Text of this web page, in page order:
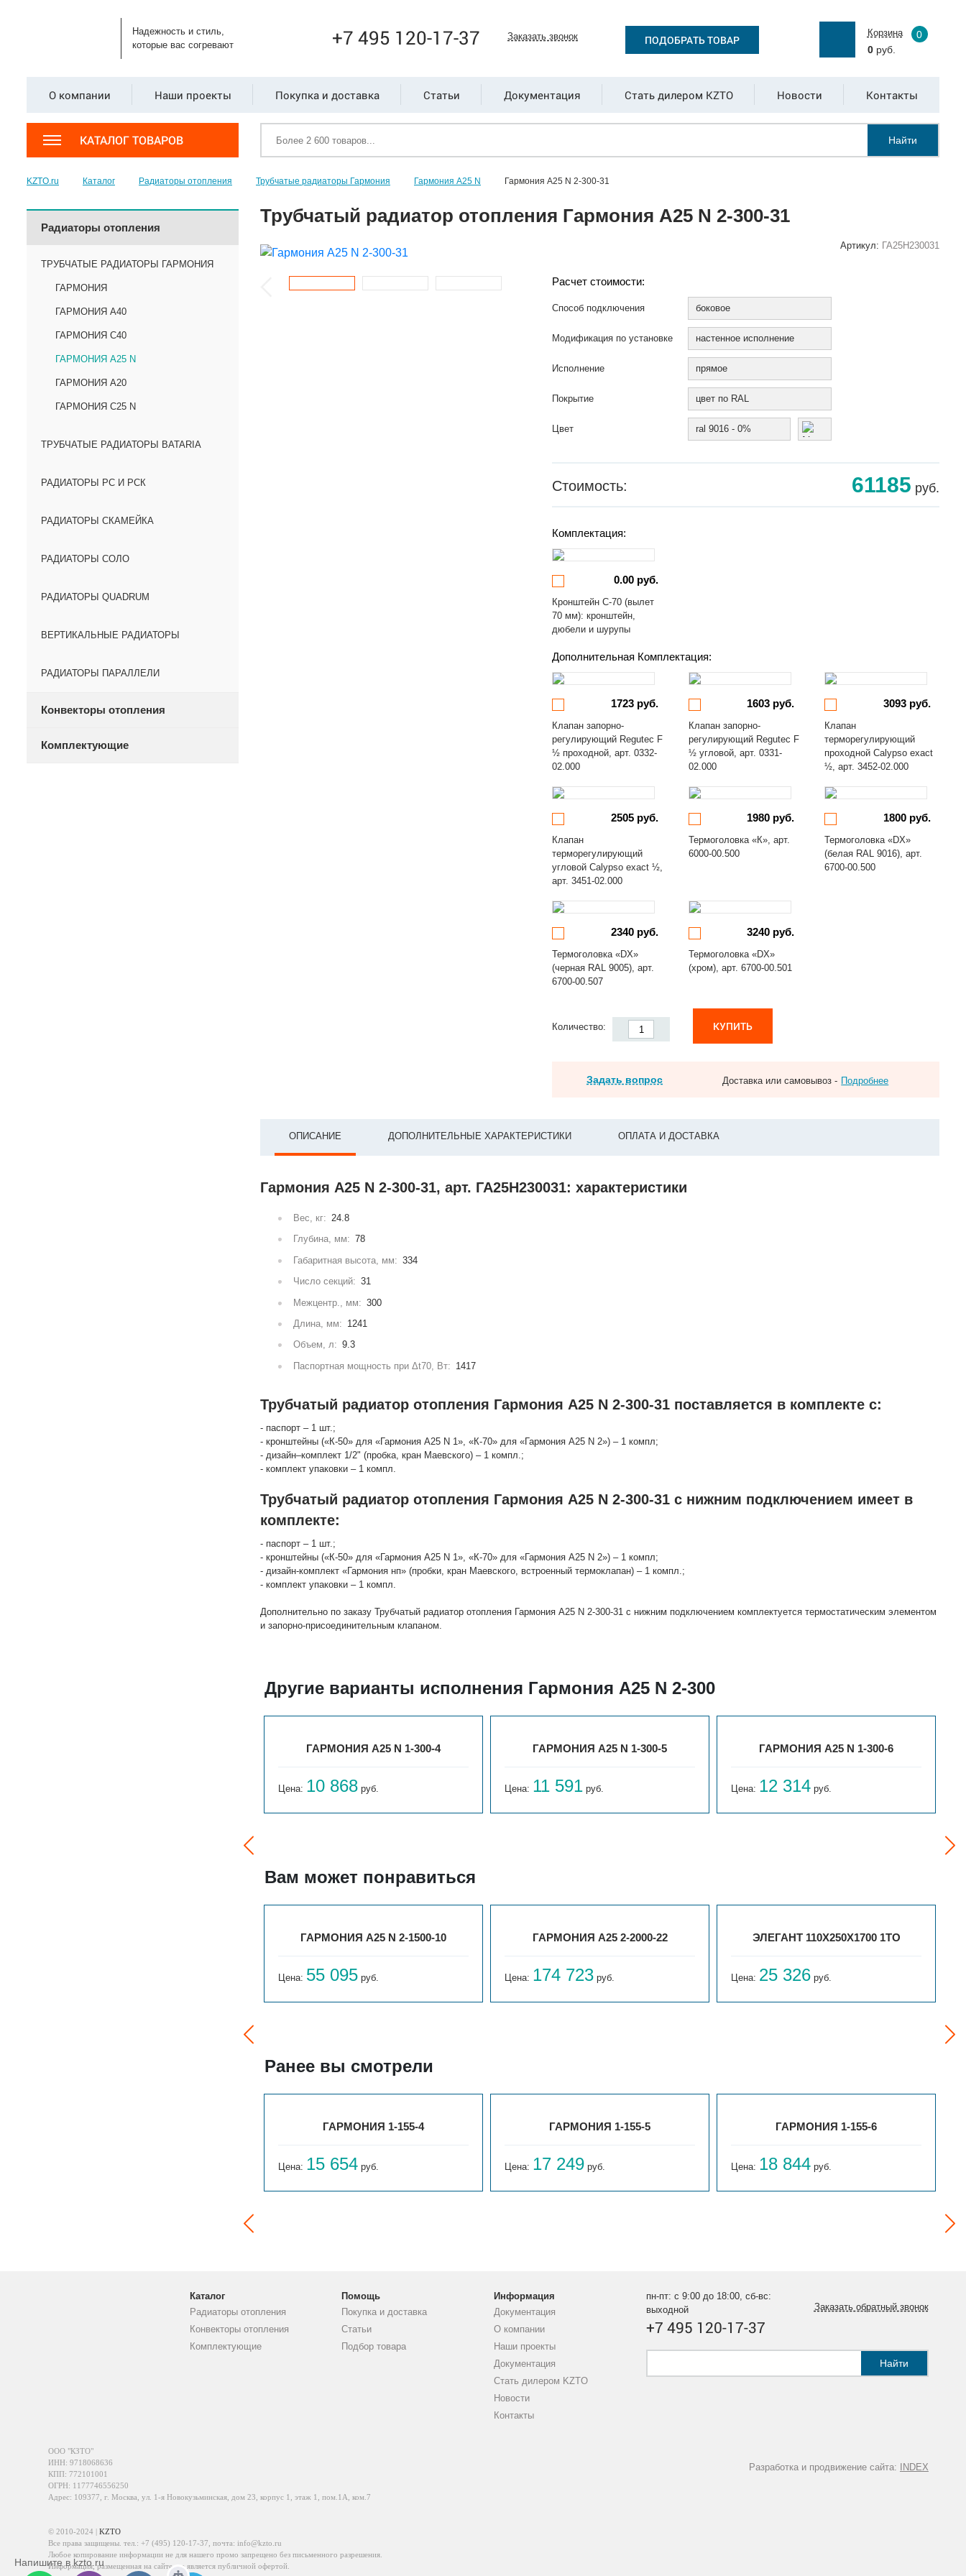
Надежность и стиль,
которые вас согревают
+7 495 120-17-37 Заказать звонок ПОДОБРАТЬ ТОВАР
Корзина
0
0руб.
О компании Наши проекты Покупка и доставка Статьи Документация Стать дилером KZTO Новости Контакты
КАТАЛОГ ТОВАРОВ Найти
KZTO.ru Каталог Радиаторы отопления Трубчатые радиаторы Гармония Гармония А25 N Гармония А25 N 2-300-31
Радиаторы отопления
ТРУБЧАТЫЕ РАДИАТОРЫ ГАРМОНИЯ
ГАРМОНИЯ
ГАРМОНИЯ А40
ГАРМОНИЯ С40
ГАРМОНИЯ А25 N
ГАРМОНИЯ А20
ГАРМОНИЯ С25 N
ТРУБЧАТЫЕ РАДИАТОРЫ BATARIA
РАДИАТОРЫ РС И РСК
РАДИАТОРЫ СКАМЕЙКА
РАДИАТОРЫ СОЛО
РАДИАТОРЫ QUADRUM
ВЕРТИКАЛЬНЫЕ РАДИАТОРЫ
РАДИАТОРЫ ПАРАЛЛЕЛИ
Конвекторы отопления
Комплектующие
Трубчатый радиатор отопления Гармония А25 N 2-300-31
Артикул: ГА25Н230031
Расчет стоимости:
Способ подключения боковое
Модификация по установке настенное исполнение
Исполнение прямое
Покрытие цвет по RAL
Цвет ral 9016 - 0%
Стоимость: 61185 руб.
Комплектация:
0.00 руб.
Кронштейн С-70 (вылет
70 мм): кронштейн,
дюбели и шурупы
Дополнительная Комплектация:
1723 руб.
Клапан запорно-
регулирующий Regutec F
½ проходной, арт. 0332-
02.000
1603 руб.
Клапан запорно-
регулирующий Regutec F
½ угловой, арт. 0331-
02.000
3093 руб.
Клапан
терморегулирующий
проходной Calypso exact
½, арт. 3452-02.000
2505 руб.
Клапан
терморегулирующий
угловой Calypso exact ½,
арт. 3451-02.000
1980 руб.
Термоголовка «К», арт.
6000-00.500
1800 руб.
Термоголовка «DX»
(белая RAL 9016), арт.
6700-00.500
2340 руб.
Термоголовка «DX»
(черная RAL 9005), арт.
6700-00.507
3240 руб.
Термоголовка «DX»
(хром), арт. 6700-00.501
Количество: КУПИТЬ
Задать вопрос Доставка или самовывоз - Подробнее
ОПИСАНИЕ ДОПОЛНИТЕЛЬНЫЕ ХАРАКТЕРИСТИКИ ОПЛАТА И ДОСТАВКА
Гармония А25 N 2-300-31, арт. ГА25Н230031: характеристики
Вес, кг: 24.8
Глубина, мм: 78
Габаритная высота, мм: 334
Число секций: 31
Межцентр., мм: 300
Длина, мм: 1241
Объем, л: 9.3
Паспортная мощность при Δt70, Вт: 1417
Трубчатый радиатор отопления Гармония А25 N 2-300-31 поставляется в комплекте с:
- паспорт – 1 шт.;
- кронштейны («К-50» для «Гармония А25 N 1», «К-70» для «Гармония А25 N 2») – 1 компл;
- дизайн–комплект 1/2" (пробка, кран Маевского) – 1 компл.;
- комплект упаковки – 1 компл.
Трубчатый радиатор отопления Гармония А25 N 2-300-31 с нижним подключением имеет в
комплекте:
- паспорт – 1 шт.;
- кронштейны («К-50» для «Гармония А25 N 1», «К-70» для «Гармония А25 N 2») – 1 компл;
- дизайн-комплект «Гармония нп» (пробки, кран Маевского, встроенный термоклапан) – 1 компл.;
- комплект упаковки – 1 компл.
Дополнительно по заказу Трубчатый радиатор отопления Гармония А25 N 2-300-31 с нижним подключением комплектуется термостатическим элементом
и запорно-присоединительным клапаном.
Другие варианты исполнения Гармония А25 N 2-300
ГАРМОНИЯ А25 N 1-300-4
Цена: 10 868 руб.
ГАРМОНИЯ А25 N 1-300-5
Цена: 11 591 руб.
ГАРМОНИЯ А25 N 1-300-6
Цена: 12 314 руб.
Вам может понравиться
ГАРМОНИЯ А25 N 2-1500-10
Цена: 55 095 руб.
ГАРМОНИЯ А25 2-2000-22
Цена: 174 723 руб.
ЭЛЕГАНТ 110X250X1700 1ТО
Цена: 25 326 руб.
Ранее вы смотрели
ГАРМОНИЯ 1-155-4
Цена: 15 654 руб.
ГАРМОНИЯ 1-155-5
Цена: 17 249 руб.
ГАРМОНИЯ 1-155-6
Цена: 18 844 руб.
Каталог
Радиаторы отопления
Конвекторы отопления
Комплектующие
Помощь
Покупка и доставка
Статьи
Подбор товара
Информация
Документация
О компании
Наши проекты
Документация
Стать дилером KZTO
Новости
Контакты
пн-пт: с 9:00 до 18:00, сб-вс:
выходной
+7 495 120-17-37
Заказать обратный звонок
Найти
Разработка и продвижение сайта: INDEX
ООО "КЗТО"
ИНН: 9718068636
КПП: 772101001
ОГРН: 1177746556250
Адрес: 109377, г. Москва, ул. 1-я Новокузьминская, дом 23, корпус 1, этаж 1, пом.1А, ком.7
© 2010-2024 | KZTO
Все права защищены. тел.: +7 (495) 120-17-37 , почта: info@kzto.ru
Любое копирование информации не для нашего промо запрещено без письменного разрешения.
Информация, размещенная на сайте, не является публичной офертой.
Напишите в kzto.ru